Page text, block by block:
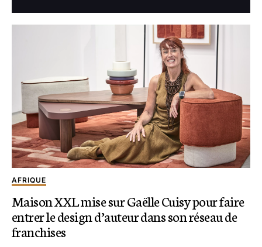
AFRIQUE
Maison XXL mise sur Gaëlle Cuisy pour faire
entrer le design d’auteur dans son réseau de
franchises